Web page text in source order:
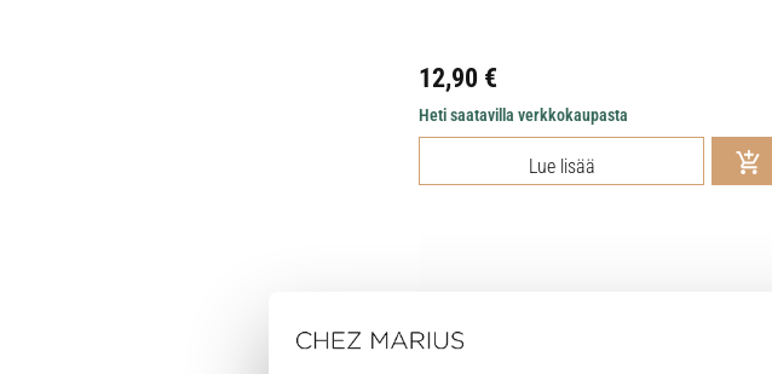
12,90 €
Heti saatavilla verkkokaupasta
Lue lisää